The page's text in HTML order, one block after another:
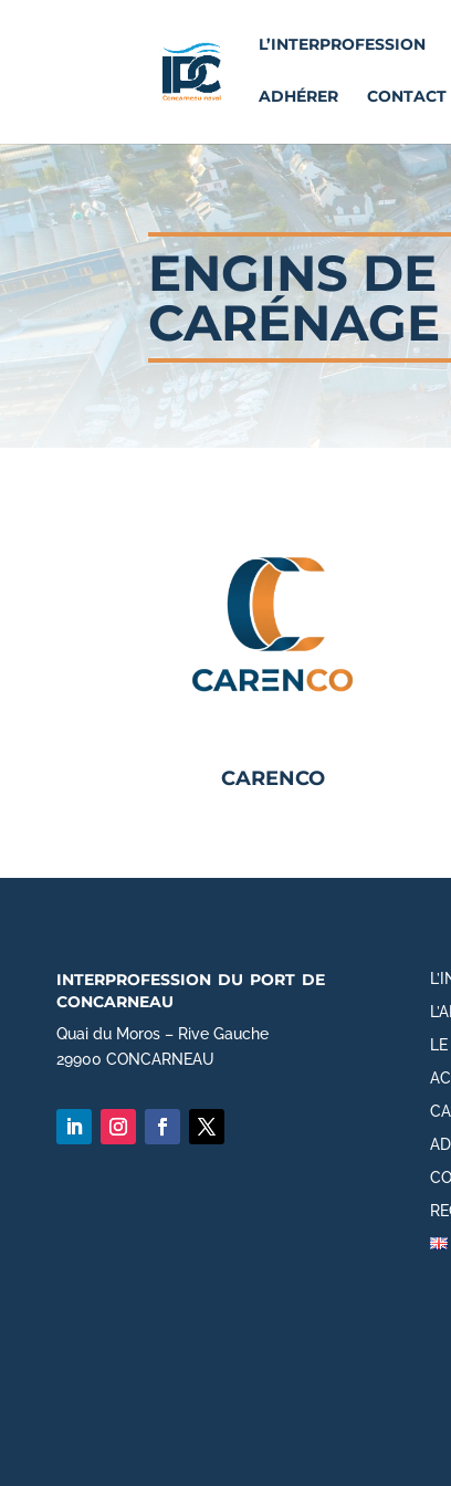
L’INTERPROFESSION
ADHÉRER CONTACT
ENGINS DE
CARÉNAGE
CARENCO
interprofession du port de
concarneau
Quai du Moros – Rive Gauche
29900 CONCARNEAU